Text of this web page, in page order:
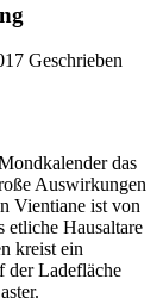
Geschrieben
das
Auswirkungen
Vientiane ist von
etliche Hausaltare
kreist ein
der Ladefläche